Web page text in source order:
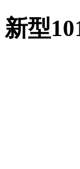
新型